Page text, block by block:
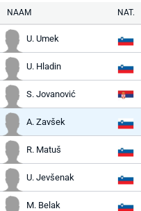
NAAM NAT.
U. Umek
U. Hladin
S. Jovanović
A. Zavšek
R. Matuš
U. Jevšenak
M. Belak